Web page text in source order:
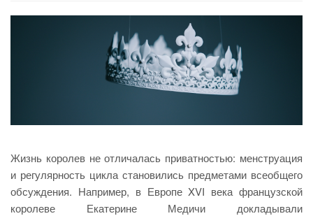
Жизнь королев не отличалась приватностью: менструация
и регулярность цикла становились предметами всеобщего
обсуждения. Например, в Европе XVI века французской
королеве Екатерине Медичи докладывали